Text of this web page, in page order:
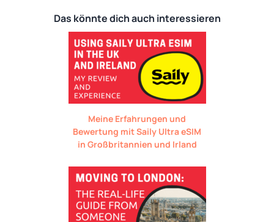
Das könnte dich auch interessieren
Meine Erfahrungen und
Bewertung mit Saily Ultra eSIM
in Großbritannien und Irland